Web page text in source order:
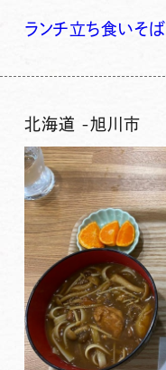
ランチ立ち食いそば
北海道 -旭川市